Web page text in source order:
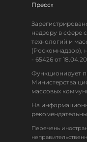
Пресс»
надзору в сфере
технологий и
(Роскомнадзор),
- 65426 от
Функционирует
Министерства
массовых
На
Перечень